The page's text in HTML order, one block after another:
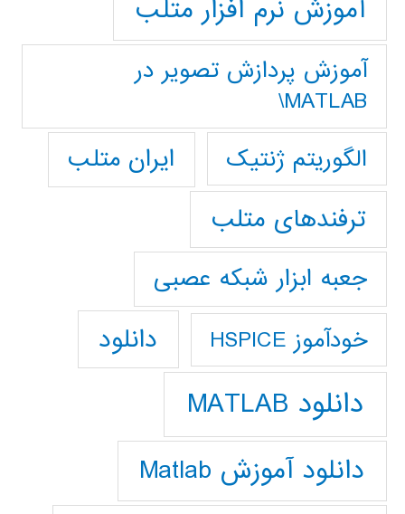
آموزش نرم افزار متلب
آموزش پردازش تصوير در
MATLAB\
الگوریتم ژنتیک
ایران متلب
ترفندهای متلب
جعبه ابزار شبکه عصبی
خودآموز HSPICE دانلود
دانلود MATLAB
دانلود آموزش Matlab